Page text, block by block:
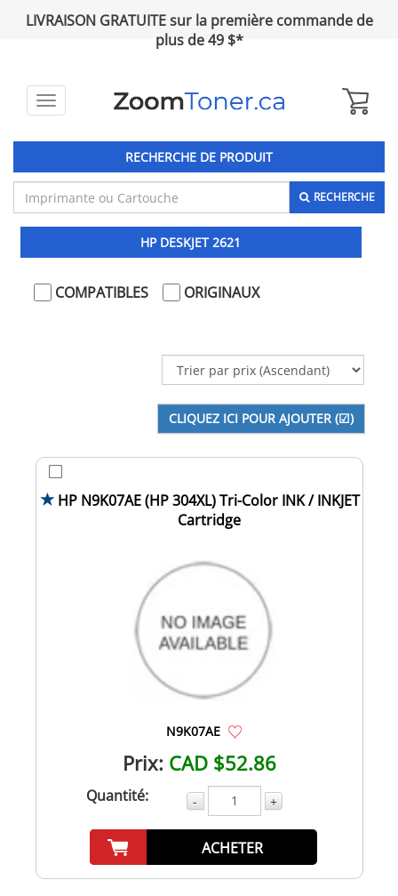
LIVRAISON GRATUITE sur la première commande de
plus de 49 $*
Toggle
RECHERCHE DE PRODUIT
RECHERCHE
HP DESKJET 2621
COMPATIBLES ORIGINAUX
HP N9K07AE (HP 304XL) Tri-Color INK / INKJET
Cartridge
N9K07AE
Prix: CAD $52.86
Quantité: - +
ACHETER